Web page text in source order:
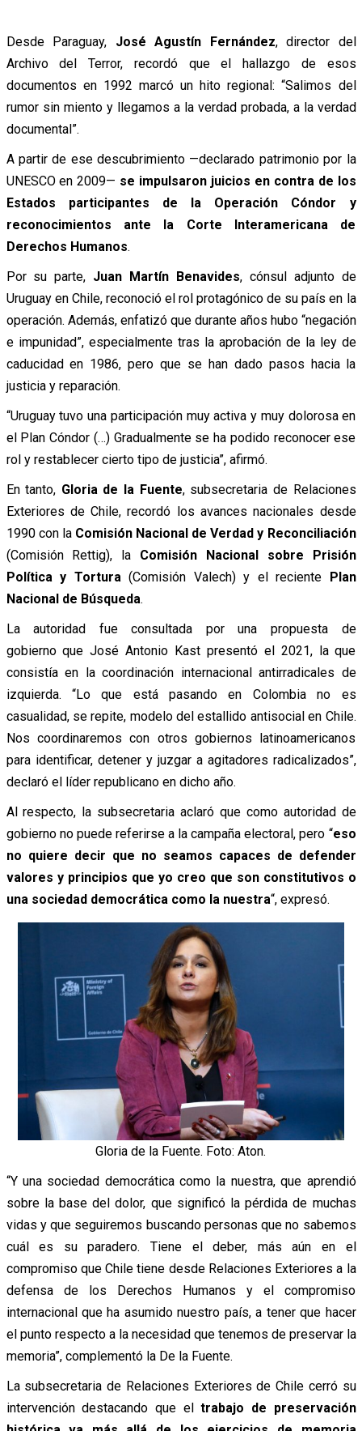
Desde Paraguay, José Agustín Fernández, director del
Archivo del Terror, recordó que el hallazgo de esos
documentos en 1992 marcó un hito regional:“Salimos del
rumor sin miento y llegamos a la verdad probada, a la verdad
documental”.
A partir de ese descubrimiento —declarado patrimonio por la
UNESCO en 2009— se impulsaron juicios en contra de los
Estados participantes de la Operación Cóndor y
reconocimientos ante la Corte Interamericana de
Derechos Humanos.
Por su parte, Juan Martín Benavides, cónsul adjunto de
Uruguay en Chile, reconoció el rol protagónico de su país en la
operación. Además, enfatizó que durante años hubo “negación
e impunidad”, especialmente tras la aprobación de la ley de
caducidad en 1986, pero que se han dado pasos hacia la
justicia y reparación.
“Uruguay tuvo una participación muy activa y muy dolorosa en
el Plan Cóndor (…) Gradualmente se ha podido reconocer ese
rol y restablecer cierto tipo de justicia”, afirmó.
En tanto, Gloria de la Fuente, subsecretaria de Relaciones
Exteriores de Chile, recordó los avances nacionales desde
1990 con laComisión Nacional de Verdad y Reconciliación
(Comisión Rettig), la Comisión Nacional sobre Prisión
Política y Tortura(Comisión Valech) y el reciente Plan
Nacional de Búsqueda.
La autoridad fue consultada por una propuesta de
gobierno que José Antonio Kast presentó el 2021, la que
consistía en la coordinación internacional antirradicales de
izquierda. “Lo que está pasando en Colombia no es
casualidad, se repite, modelo del estallido antisocial en Chile.
Nos coordinaremos con otros gobiernos latinoamericanos
para identificar, detener y juzgar a agitadores radicalizados”,
declaró el líder republicano en dicho año.
Al respecto, la subsecretaria aclaró que como autoridad de
gobierno no puede referirse a la campaña electoral, pero “eso
no quiere decir que no seamos capaces de defender
valores y principios que yo creo que son constitutivos o
una sociedad democrática como la nuestra“, expresó.
Gloria de la Fuente. Foto: Aton.
“Y una sociedad democrática como la nuestra, que aprendió
sobre la base del dolor, que significó la pérdida de muchas
vidas y que seguiremos buscando personas que no sabemos
cuál es su paradero. Tiene el deber, más aún en el
compromiso que Chile tiene desde Relaciones Exteriores a la
defensa de los Derechos Humanos y el compromiso
internacional que ha asumido nuestro país, a tener que hacer
el punto respecto a la necesidad que tenemos de preservar la
memoria”, complementó la De la Fuente.
La subsecretaria de Relaciones Exteriores de Chile cerró su
intervención destacando que eltrabajo de preservación